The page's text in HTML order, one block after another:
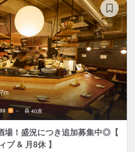
－ 40席
場！盛況につき追加募集中◎【
ブ & 月8休 】